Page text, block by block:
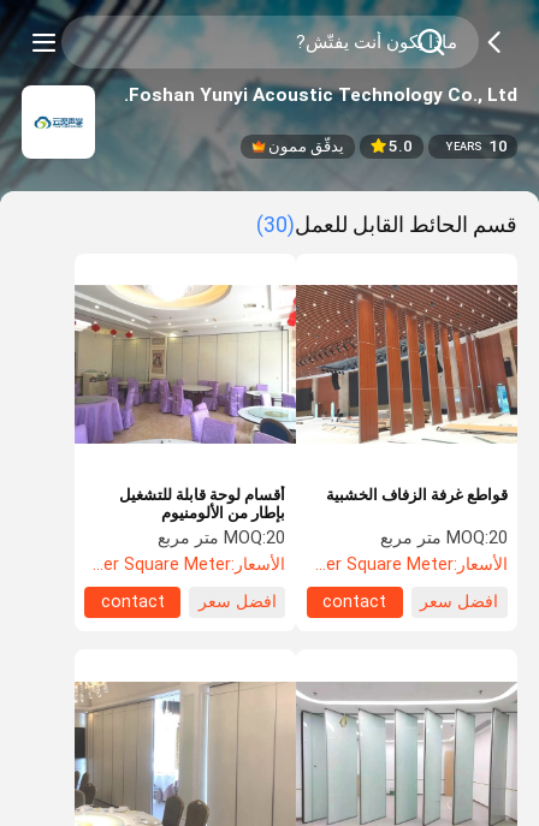
Foshan Yunyi Acoustic Technology Co., Ltd.
10
YEARS
5.0 يدقّق ممون
قسم الحائط القابل للعمل(30)
أقسام لوحة قابلة للتشغيل
بإطار من الألومنيوم
MOQ:20 متر مربع
الأسعار:US$135.8 Per Square Meter
افضل سعر
contact
قواطع غرفة الزفاف الخشبية
MOQ:20 متر مربع
الأسعار:US$135.8 Per Square Meter
افضل سعر
contact